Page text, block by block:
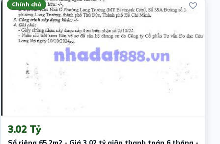
Chính chủ
3.02 Tỷ
Sổ riêng 65.2m2 - Giá 3.02 tỷ giãn thanh toán 6 tháng -